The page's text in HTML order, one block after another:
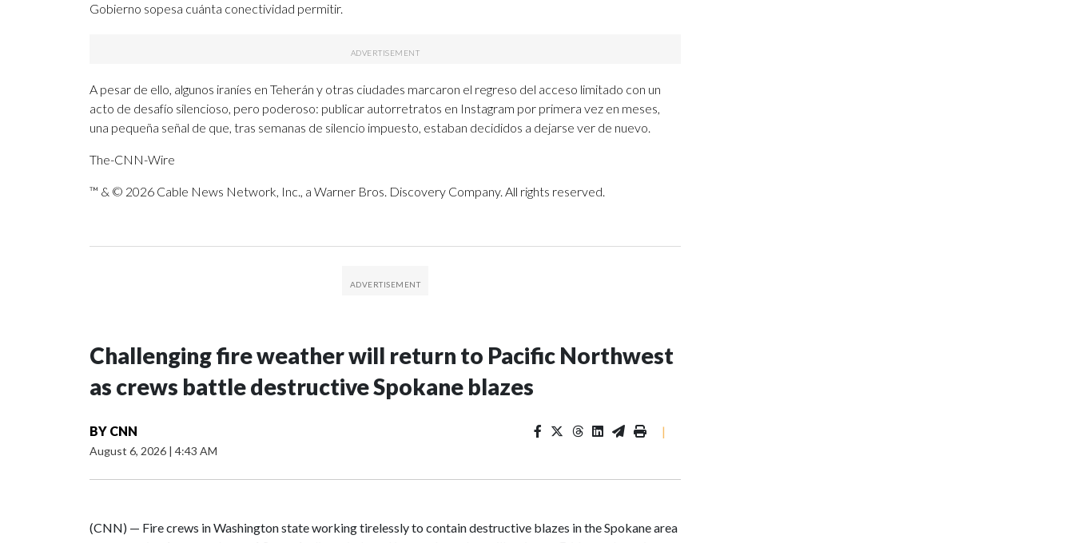
Gobierno sopesa cuánta conectividad permitir.
A pesar de ello, algunos iraníes en Teherán y otras ciudades marcaron el regreso del acceso limitado con un
acto de desafío silencioso, pero poderoso: publicar autorretratos en Instagram por primera vez en meses,
una pequeña señal de que, tras semanas de silencio impuesto, estaban decididos a dejarse ver de nuevo.
The-CNN-Wire
™ & © 2026 Cable News Network, Inc., a Warner Bros. Discovery Company. All rights reserved.
Challenging fire weather will return to Pacific Northwest
as crews battle destructive Spokane blazes
BY CNN
August 6, 2026 | 4:43 AM
|
(CNN) — Fire crews in Washington state working tirelessly to contain destructive blazes in the Spokane area